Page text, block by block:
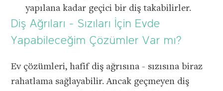
yapılana kadar geçici bir diş takabilirler.
Diş Ağrıları - Sızıları İçin Evde
Yapabileceğim Çözümler Var mı?
Ev çözümleri, hafif diş ağrısına - sızısına biraz
rahatlama sağlayabilir. Ancak geçmeyen diş